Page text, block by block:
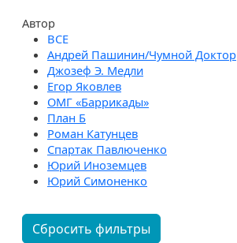
Автор
Андрей Пашинин/Чумной Доктор
Джозеф Э. Медли
Егор Яковлев
ОМГ «Баррикады»
План Б
Роман Катунцев
Спартак Павлюченко
Юрий Иноземцев
Юрий Симоненко
Сбросить фильтры